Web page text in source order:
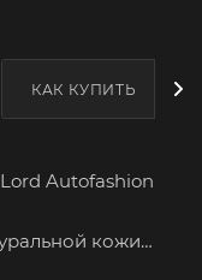
КАК КУПИТЬ
Autofashion
кожи